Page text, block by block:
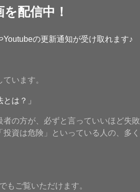
配信中！
の更新通知が受け取れます♪
います。
は？」
の方が、必ずと言っていいほど失敗
資は危険」といっている人の、多く
もご覧いただけます。